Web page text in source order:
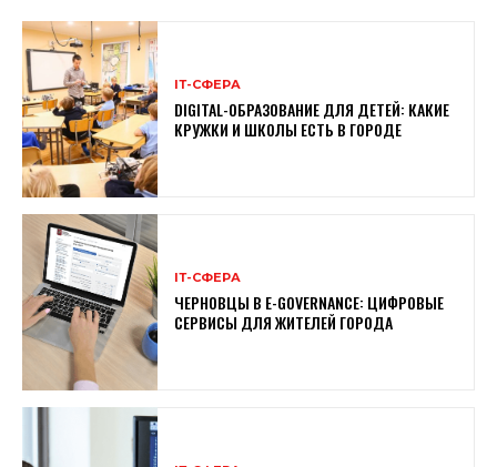
ІТ-СФЕРА
DIGITAL-ОБРАЗОВАНИЕ ДЛЯ ДЕТЕЙ: КАКИЕ
КРУЖКИ И ШКОЛЫ ЕСТЬ В ГОРОДЕ
ІТ-СФЕРА
ЧЕРНОВЦЫ В E-GOVERNANCE: ЦИФРОВЫЕ
СЕРВИСЫ ДЛЯ ЖИТЕЛЕЙ ГОРОДА